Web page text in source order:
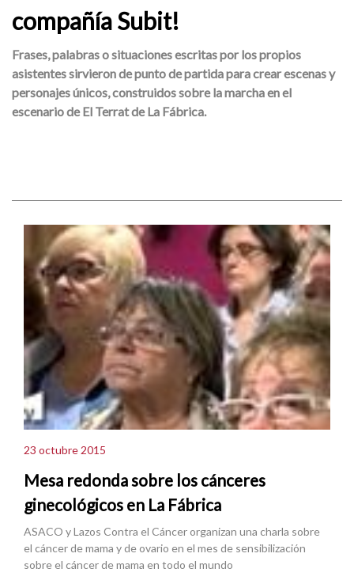
compañía Subit!
Frases, palabras o situaciones escritas por los propios
asistentes sirvieron de punto de partida para crear escenas y
personajes únicos, construidos sobre la marcha en el
escenario de El Terrat de La Fábrica.
23 octubre 2015
Mesa redonda sobre los cánceres
ginecológicos en La Fábrica
ASACO y Lazos Contra el Cáncer organizan una charla sobre
el cáncer de mama y de ovario en el mes de sensibilización
sobre el cáncer de mama en todo el mundo